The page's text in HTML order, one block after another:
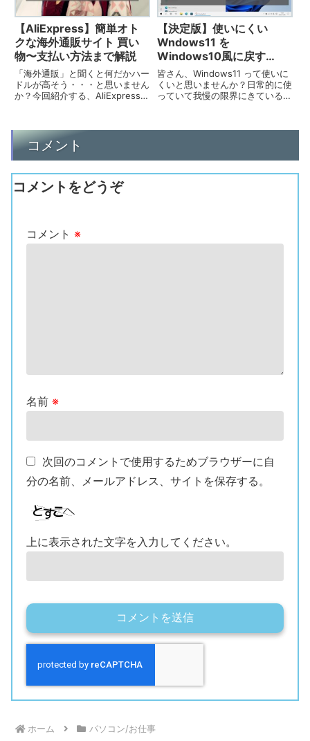
【AliExpress】簡単オト
クな海外通販サイト 買い
物〜支払い方法まで解説
「海外通販」と聞くと何だかハー
ドルが高そう・・・と思いません
か？今回紹介する、AliExpressな
は安いしと、一度使うと病みつき
になるかも。プチ個人輸入、経験
してみませんか？
【決定版】使いにくい
Wndows11 を
Windows10風に戻す
【Explorer Patcher for
Windows11】
皆さん、Windows11 って使いに
くいと思いませんか？日常的に使
っていて我慢の限界にきているア
使いやすさを無料で取り戻しませ
コメント
コメントをどうぞ
コメント ※
名前 ※
次回のコメントで使用するためブラウザーに自
分の名前、メールアドレス、サイトを保存する。
上に表示された文字を入力してください。
ホーム パソコン/お仕事